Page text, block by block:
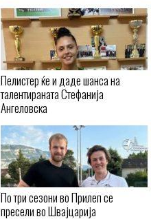
Пелистер ќе и даде шанса на
талентираната Стефанија
Ангеловска
По три сезони во Прилеп се
пресели во Швајцарија